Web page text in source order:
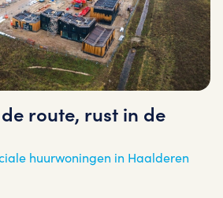
route, rust in de
huurwoningen in Haalderen